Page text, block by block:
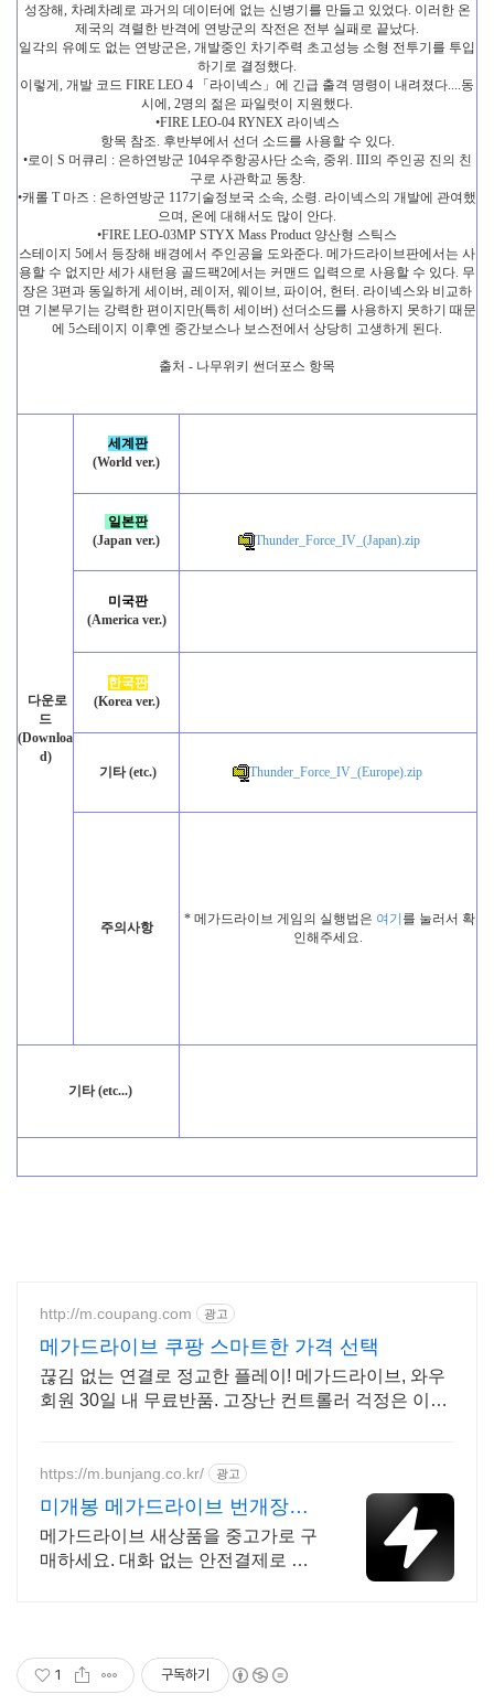
성장해, 차례차례로 과거의 데이터에 없는 신병기를 만들고 있었다. 이러한 온
제국의 격렬한 반격에 연방군의 작전은 전부 실패로 끝났다.
일각의 유예도 없는 연방군은, 개발중인 차기주력 초고성능 소형 전투기를 투입
하기로 결정했다.
이렇게, 개발 코드 FIRE LEO 4 「라이넥스」에 긴급 출격 명령이 내려졌다....동
시에, 2명의 젊은 파일럿이 지원했다.
•FIRE LEO-04 RYNEX 라이넥스
항목 참조. 후반부에서 선더 소드를 사용할 수 있다.
•로이 S 머큐리 : 은하연방군 104우주항공사단 소속, 중위. III의 주인공 진의 친
구로 사관학교 동창.
•캐롤 T 마즈 : 은하연방군 117기술정보국 소속, 소령. 라이넥스의 개발에 관여했
으며, 온에 대해서도 많이 안다.
•FIRE LEO-03MP STYX Mass Product 양산형 스틱스
스테이지 5에서 등장해 배경에서 주인공을 도와준다. 메가드라이브판에서는 사
용할 수 없지만 세가 새턴용 골드팩2에서는 커맨드 입력으로 사용할 수 있다. 무
장은 3편과 동일하게 세이버, 레이저, 웨이브, 파이어, 헌터. 라이넥스와 비교하
면 기본무기는 강력한 편이지만(특히 세이버) 선더소드를 사용하지 못하기 때문
에 5스테이지 이후엔 중간보스나 보스전에서 상당히 고생하게 된다.
출처 - 나무위키 썬더포스 항목
다운로
드
(Downloa
d)
세계판
(World ver.)
일본판
(Japan ver.)
Thunder_Force_IV_(Japan).zip
미국판
(America ver.)
한국판
(Korea ver.)
기타 (etc.) Thunder_Force_IV_(Europe).zip
주의사항
* 메가드라이브 게임의 실행법은 여기 를 눌러서 확
인해주세요.
기타 (etc...)
http://m.coupang.com 광고
메가드라이브 쿠팡 스마트한 가격 선택
끊김 없는 연결로 정교한 플레이! 메가드라이브, 와우
회원 30일 내 무료반품. 고장난 컨트롤러 걱정은 이제
https://m.bunjang.co.kr/ 광고
미개봉 메가드라이브 번개장터
국내 최대 브랜드 중고거래
메가드라이브 새상품을 중고가로 구
매하세요. 대화 없는 안전결제로 간
1 구독하기